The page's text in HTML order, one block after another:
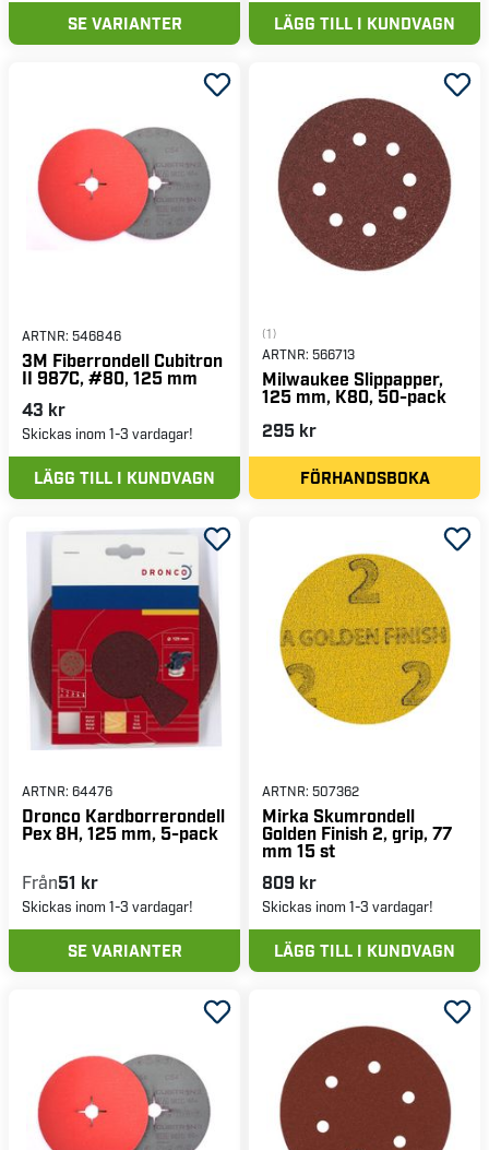
SE VARIANTER LÄGG TILL I KUNDVAGN
ARTNR: 546846
3M Fiberrondell Cubitron
II 987C, #80, 125 mm
43 kr
Skickas inom 1-3 vardagar!
LÄGG TILL I KUNDVAGN
(1)
ARTNR: 566713
Milwaukee Slippapper,
125 mm, K80, 50-pack
295 kr
FÖRHANDSBOKA
ARTNR: 64476
Dronco Kardborrerondell
Pex 8H, 125 mm, 5-pack
Från51 kr
Skickas inom 1-3 vardagar!
SE VARIANTER
ARTNR: 507362
Mirka Skumrondell
Golden Finish 2, grip, 77
mm 15 st
809 kr
Skickas inom 1-3 vardagar!
LÄGG TILL I KUNDVAGN